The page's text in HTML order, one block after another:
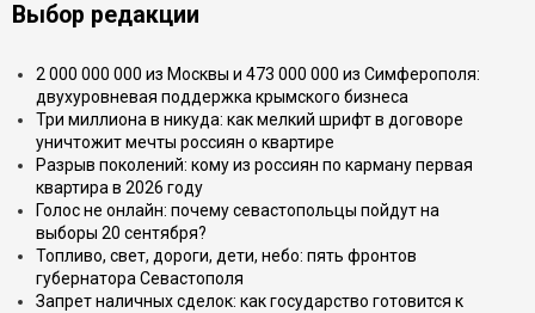
Выбор редакции
2 000 000 000 из Москвы и 473 000 000 из Симферополя:
двухуровневая поддержка крымского бизнеса
Три миллиона в никуда: как мелкий шрифт в договоре
уничтожит мечты россиян о квартире
Разрыв поколений: кому из россиян по карману первая
квартира в 2026 году
Голос не онлайн: почему севастопольцы пойдут на
выборы 20 сентября?
Топливо, свет, дороги, дети, небо: пять фронтов
губернатора Севастополя
Запрет наличных сделок: как государство готовится к